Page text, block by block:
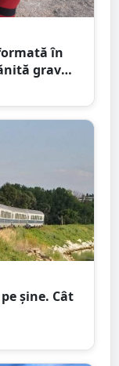
în
grav
cu
şine. Cât